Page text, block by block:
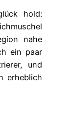
hold:
nahe
ein paar
und
erheblich